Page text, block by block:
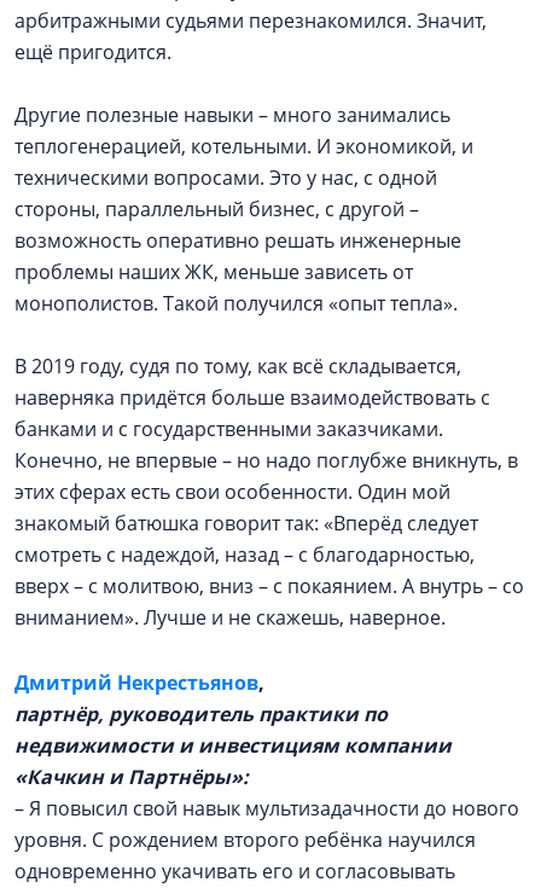
арбитражными судьями перезнакомился. Значит,
ещё пригодится.
Другие полезные навыки – много занимались
теплогенерацией, котельными. И экономикой, и
техническими вопросами. Это у нас, с одной
стороны, параллельный бизнес, с другой –
возможность оперативно решать инженерные
проблемы наших ЖК, меньше зависеть от
монополистов. Такой получился «опыт тепла».
В 2019 году, судя по тому, как всё складывается,
наверняка придётся больше взаимодействовать с
банками и с государственными заказчиками.
Конечно, не впервые – но надо поглубже вникнуть, в
этих сферах есть свои особенности. Один мой
знакомый батюшка говорит так: «Вперёд следует
смотреть с надеждой, назад – с благодарностью,
вверх – с молитвою, вниз – с покаянием. А внутрь – со
вниманием». Лучше и не скажешь, наверное.
Дмитрий Некрестьянов,
партнёр, руководитель практики по
недвижимости и инвестициям компании
«Качкин и Партнёры»:
– Я повысил свой навык мультизадачности до нового
уровня. С рождением второго ребёнка научился
одновременно укачивать его и согласовывать